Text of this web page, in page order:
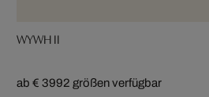
WYWH II
ab € 3992 größen verfügbar